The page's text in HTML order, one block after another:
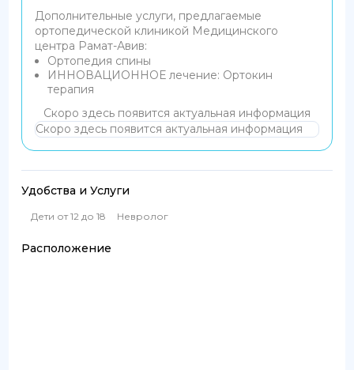
Дополнительные услуги, предлагаемые
ортопедической клиникой Медицинского
центра Рамат-Авив:
Ортопедия спины
ИННОВАЦИОННОЕ лечение: Ортокин
терапия
Скоро здесь появится актуальная информация
Скоро здесь появится актуальная информация
Удобства и Услуги
Дети от 12 до 18 Невролог
Расположение